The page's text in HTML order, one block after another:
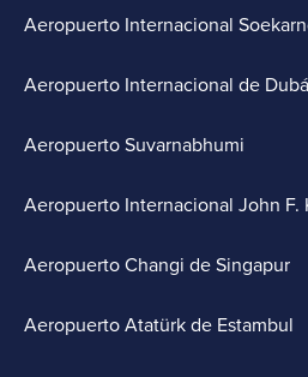
Aeropuerto Internacional
Aeropuerto Internacional de
Aeropuerto Suvarnabhumi
Aeropuerto Internacional John F.
Aeropuerto Changi de Singapur
Aeropuerto Atatürk de Estambul